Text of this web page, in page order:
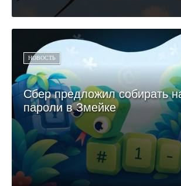
НОВОСТЬ
Сбер предложил собирать
пароли в Змейке